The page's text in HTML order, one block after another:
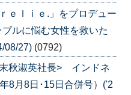
ｅｌｉｅ.」をプロデュー
ルに悩む女性を救いた
08/27) (0792)
秋淑英社長> インドネ
8月8日･15日合併号）('2